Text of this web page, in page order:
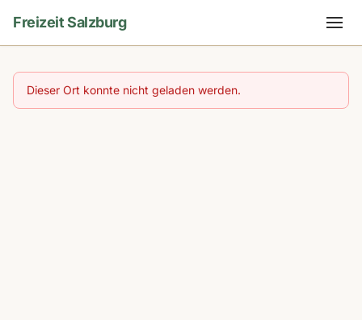
Freizeit Salzburg
Dieser Ort konnte nicht geladen werden.